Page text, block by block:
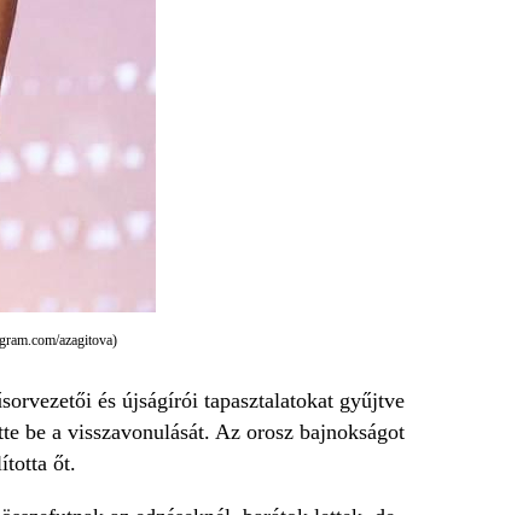
azagitova)
és újságírói tapasztalatokat gyűjtve
be a visszavonulását. Az orosz bajnokságot
őt.